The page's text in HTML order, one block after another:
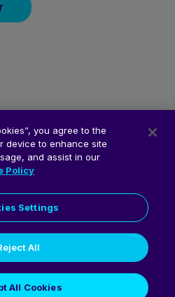
you agree to the
device to enhance site
and assist in our
Policy
Settings
All
All Cookies